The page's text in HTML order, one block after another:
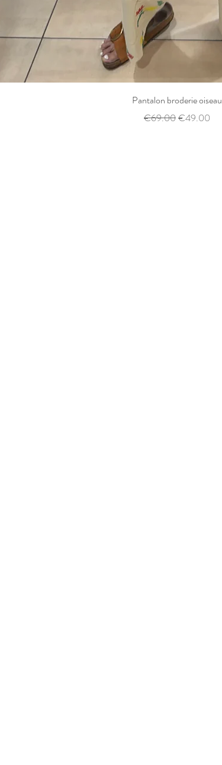
Quick View
Pantalon broderie oiseau
Regular Price
€69.00Sale Price
€49.00